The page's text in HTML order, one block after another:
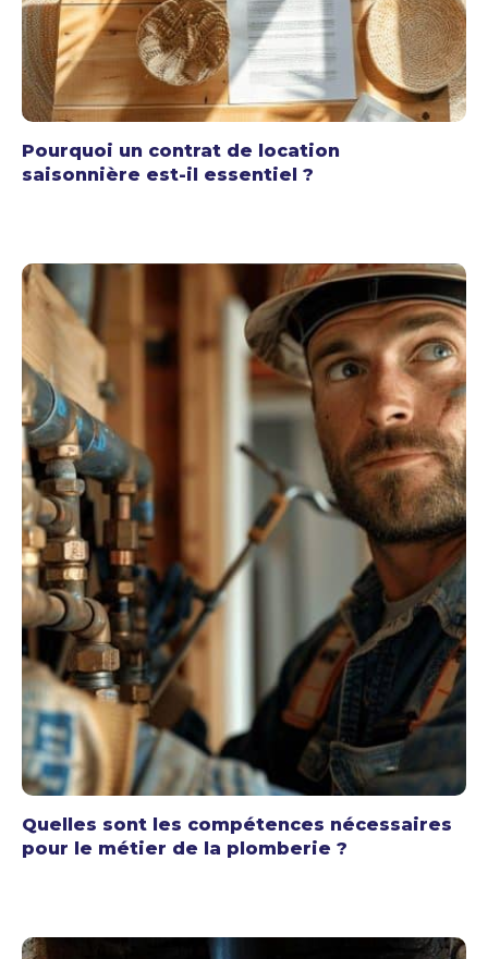
Pourquoi un contrat de location
saisonnière est-il essentiel ?
Quelles sont les compétences nécessaires
pour le métier de la plomberie ?